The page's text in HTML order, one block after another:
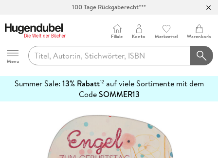
100 Tage Rückgaberecht***
Hugendubel
Menu
Filiale Konto Merkzettel Warenkorb
Summer Sale: 13% Rabatt12auf viele Sortimente mit dem
CodeSOMMER13
erfahren